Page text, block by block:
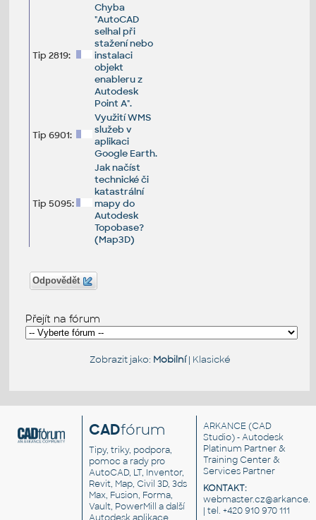
Tip 2819:
Chyba
"AutoCAD
selhal při
stažení nebo
instalaci
objekt
enableru z
Autodesk
Point A".
Tip 6901:
Využití WMS
služeb v
aplikaci
Google Earth.
Tip 5095:
Jak načíst
technické či
katastrální
mapy do
Autodesk
Topobase?
(Map3D)
Odpovědět
Přejít na fórum
Zobrazit jako: Mobilní| Klasické
CADfórum
Tipy, triky, podpora,
pomoc a rady pro
AutoCAD, LT, Inventor,
Revit, Map, Civil 3D, 3ds
Max, Fusion, Forma,
Vault, PowerMill a další
Autodesk aplikace
ARKANCE (CAD
Studio) - Autodesk
Platinum Partner &
Training Center &
Services Partner
KONTAKT:
| tel. +420 910 970 111